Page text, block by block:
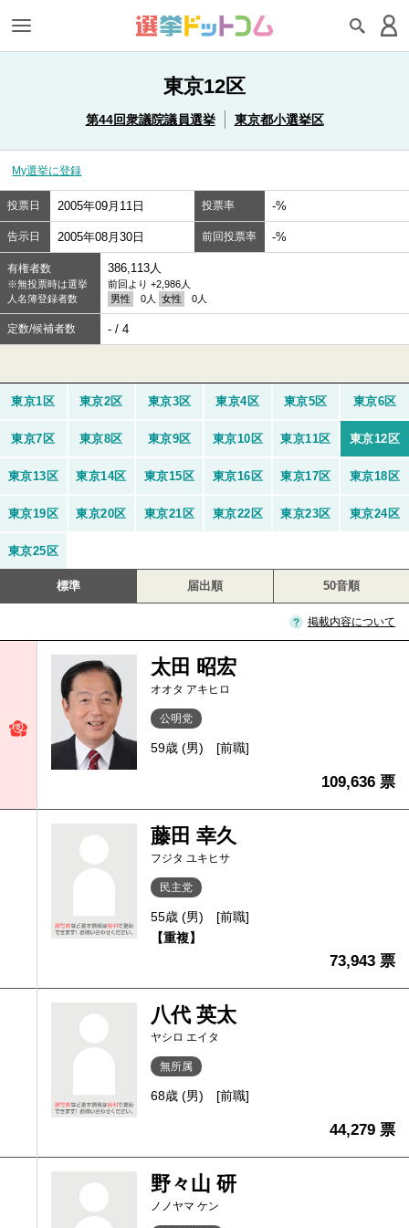
東京12区
第44回衆議院議員選挙 東京都小選挙区
My選挙に登録
投票日 2005年09月11日 投票率 -%
告示日 2005年08月30日 前回投票率 -%
有権者数
※無投票時は選挙
人名簿登録者数
386,113人
前回より +2,986人
男性
0人 女性 0人
定数/候補者数 - / 4
東京1区 東京2区 東京3区 東京4区 東京5区 東京6区
東京7区 東京8区 東京9区 東京10区 東京11区 東京12区
東京13区 東京14区 東京15区 東京16区 東京17区 東京18区
東京19区 東京20区 東京21区 東京22区 東京23区 東京24区
東京25区
標準 届出順 50音順
掲載内容について
太田 昭宏
オオタ アキヒロ
公明党
59歳 (男) [前職]
109,636 票
藤田 幸久
フジタ ユキヒサ
民主党
55歳 (男)
[前職]
【重複】
73,943 票
八代 英太
ヤシロ エイタ
無所属
68歳 (男) [前職]
44,279 票
野々山 研
ノノヤマ ケン